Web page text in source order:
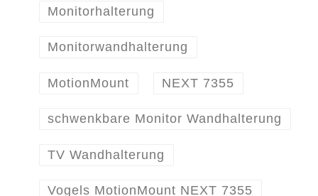
Monitorhalterung
Monitorwandhalterung
MotionMount NEXT 7355
schwenkbare Monitor Wandhalterung
TV Wandhalterung
Vogels MotionMount NEXT 7355